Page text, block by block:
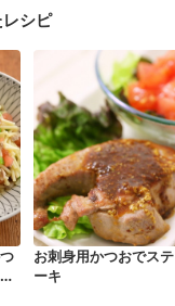
シピ
お刺身用かつおでステ
ーキ